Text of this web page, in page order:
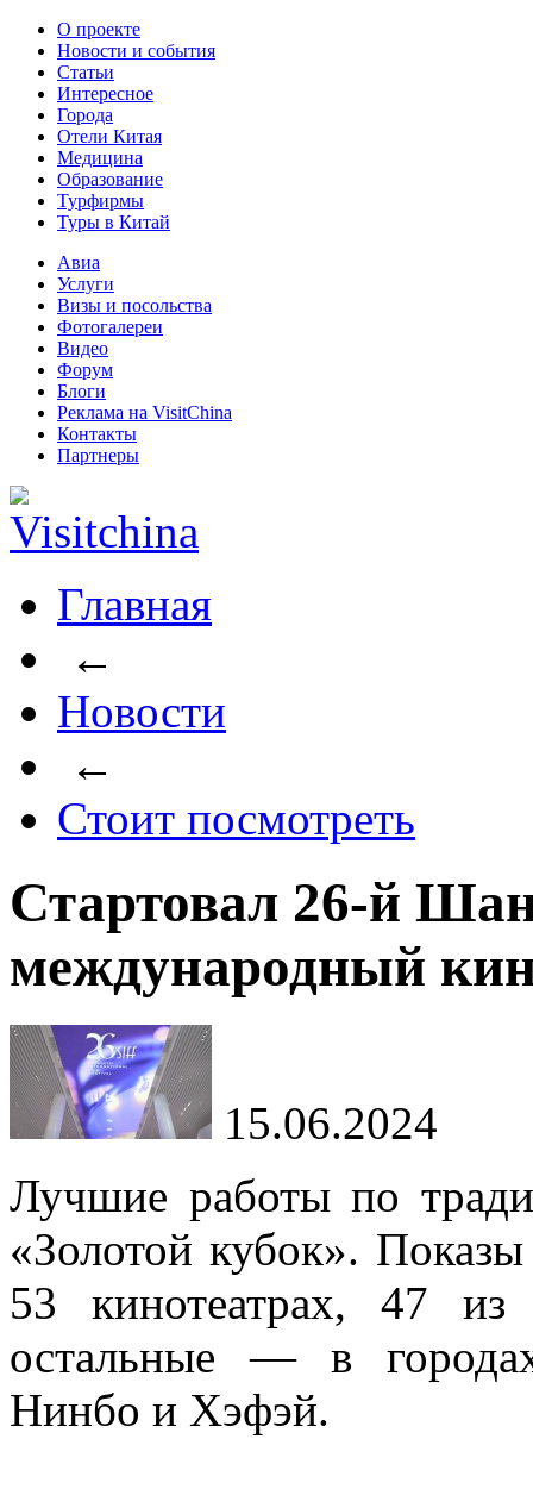
О проекте
Новости и события
Статьи
Интересное
Города
Отели Китая
Медицина
Образование
Турфирмы
Туры в Китай
Авиа
Услуги
Визы и посольства
Фотогалереи
Видео
Форум
Блоги
Реклама на VisitChina
Контакты
Партнеры
Главная
←
Новости
←
Стоит посмотреть
Стартовал 26-й
международный
15.06.2024
Лучшие работы по
«Золотой кубок».
53 кинотеатрах, 47
остальные — в
Нинбо и Хэфэй.